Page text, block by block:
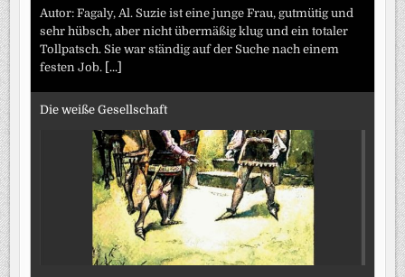
Autor: Fagaly, Al. Suzie ist eine junge Frau, gutmütig und
sehr hübsch, aber nicht übermäßig klug und ein totaler
Tollpatsch. Sie war ständig auf der Suche nach einem
festen Job. [...]
Die weiße Gesellschaft